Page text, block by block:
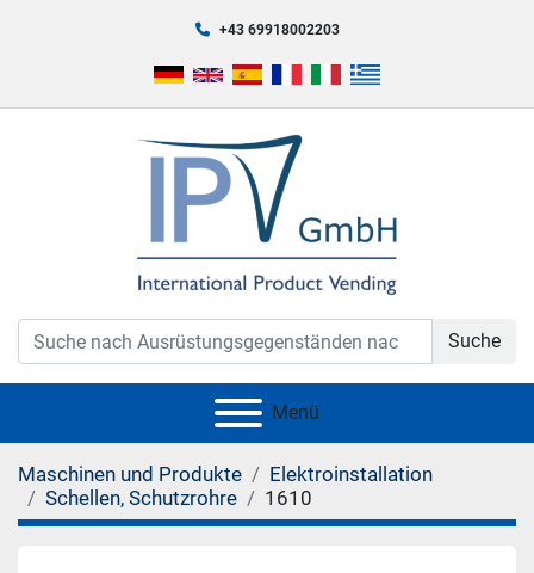
+43 69918002203
Suche
Menü
Maschinen und Produkte
Elektroinstallation
Schellen, Schutzrohre
1610